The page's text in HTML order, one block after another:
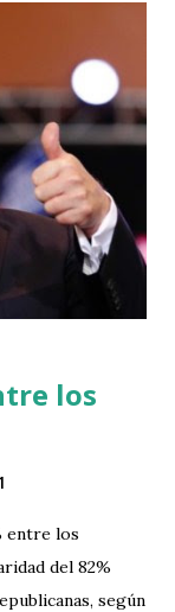
del vehículo,
donde tuvo
fue
pero
investigando
y la
real es Onika
con su padre, y
los
entre los
del 82%
según